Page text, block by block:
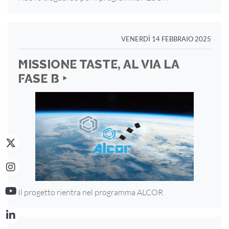
VENERDÌ 14 FEBBRAIO 2025
MISSIONE TASTE, AL VIA LA
FASE B ‣
Il progetto rientra nel programma ALCOR